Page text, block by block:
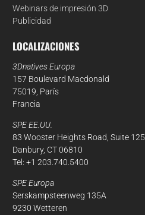
Webinars de impresión 3D
Publicidad
LOCALIZACIONES
3Dnatives Europa
157 Boulevard Macdonald
75019, París
Francia
SPE EE.UU.
83 Wooster Heights Road, Suite 125
Danbury, CT 06810
Tel: +1 203.740.5400
SPE Europa
Serskampsteenweg 135A
9230 Wetteren